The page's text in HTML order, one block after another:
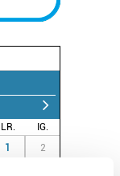
LR.
IG.
1 2